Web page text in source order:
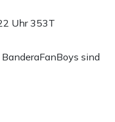
Uhr353T
sind